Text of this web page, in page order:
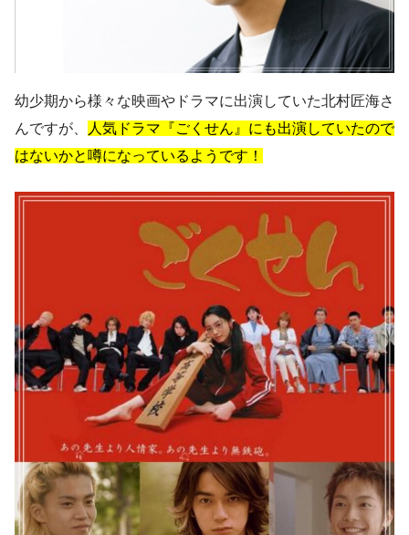
幼少期から様々な映画やドラマに出演していた北村匠海さ
んですが、
人気ドラマ『ごくせん』にも出演していたので
はないかと噂になっているようです！